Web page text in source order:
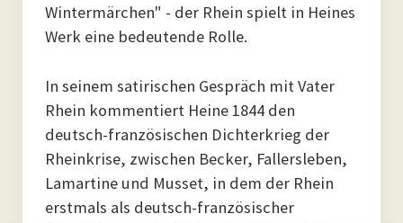
Wintermärchen" - der Rhein spielt in Heines
Werk eine bedeutende Rolle.
In seinem satirischen Gespräch mit Vater
Rhein kommentiert Heine 1844 den
deutsch-französischen Dichterkrieg der
Rheinkrise, zwischen Becker, Fallersleben,
Lamartine und Musset, in dem der Rhein
erstmals als deutsch-französischer